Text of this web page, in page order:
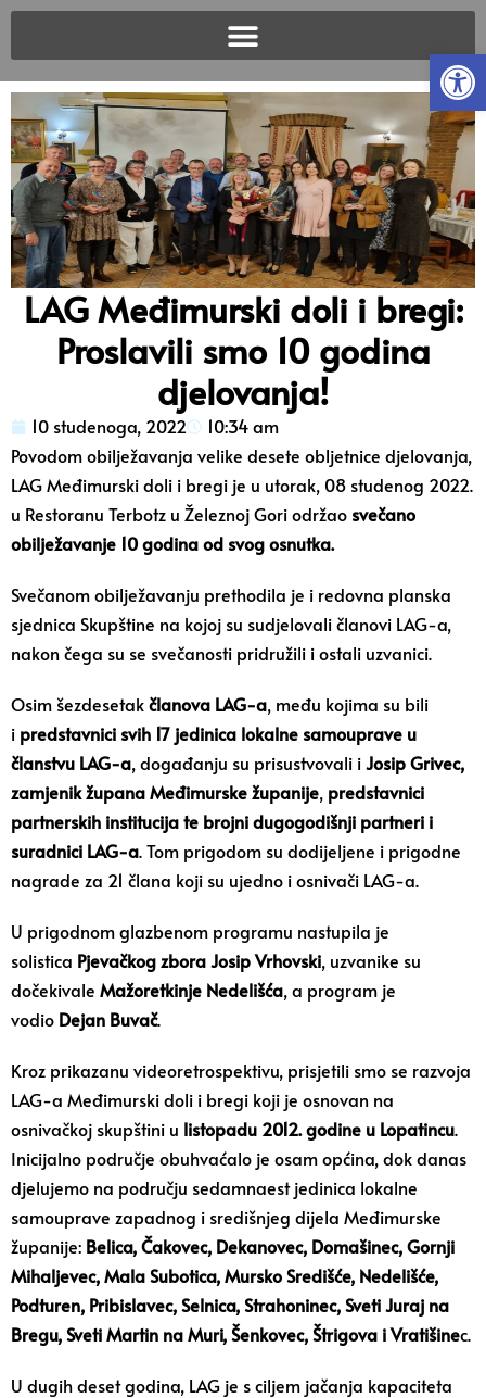
LAG Međimurski doli i bregi:
Proslavili smo 10 godina
djelovanja!
10 studenoga, 2022
10:34 am
Povodom obilježavanja velike desete obljetnice djelovanja,
LAG Međimurski doli i bregi je u utorak, 08 studenog 2022.
u Restoranu Terbotz u Železnoj Gori održao svečano
obilježavanje 10 godina od svog osnutka.
Svečanom obilježavanju prethodila je i redovna planska
sjednica Skupštine na kojoj su sudjelovali članovi LAG-a,
nakon čega su se svečanosti pridružili i ostali uzvanici.
Osim šezdesetakčlanova LAG-a, među kojima su bili
i predstavnici svih 17 jedinica lokalne samouprave u
članstvu LAG-a, događanju su prisustvovali iJosip Grivec,
zamjenik župana Međimurske županije, predstavnici
partnerskih institucija te brojni dugogodišnji partneri i
suradnici LAG-a. Tom prigodom su dodijeljene i prigodne
nagrade za 21 člana koji su ujedno i osnivači LAG-a.
U prigodnom glazbenom programu nastupila je
solistica Pjevačkog zbora Josip Vrhovski, uzvanike su
dočekivale Mažoretkinje Nedelišća, a program je
vodio Dejan Buvač.
Kroz prikazanu videoretrospektivu, prisjetili smo se razvoja
LAG-a Međimurski doli i bregi koji je osnovan na
osnivačkoj skupštini u listopadu 2012. godine u Lopatincu.
Inicijalno područje obuhvaćalo je osam općina, dok danas
djelujemo na području sedamnaest jedinica lokalne
samouprave zapadnog i središnjeg dijela Međimurske
županije: Belica, Čakovec, Dekanovec, Domašinec, Gornji
Mihaljevec, Mala Subotica, Mursko Središće, Nedelišće,
Podturen, Pribislavec, Selnica, Strahoninec, Sveti Juraj na
Bregu, Sveti Martin na Muri, Šenkovec, Štrigova i Vratišinec.
U dugih deset godina, LAG je s ciljem jačanja kapaciteta